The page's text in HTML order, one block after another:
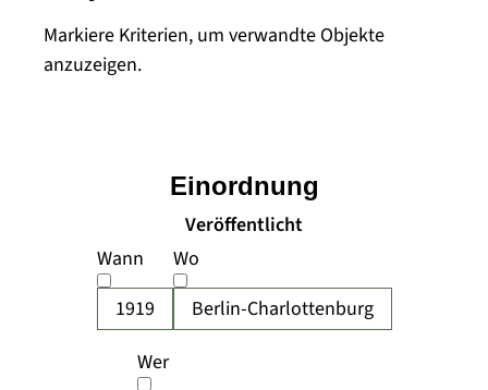
Markiere Kriterien, um verwandte Objekte
anzuzeigen.
Veröffentlicht
Wann
1919
Wo
Berlin-Charlottenburg
Wer
Einordnung